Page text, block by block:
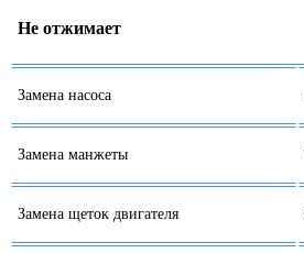
Не отжимает
Замена насоса
Замена манжеты
Замена щеток двигателя